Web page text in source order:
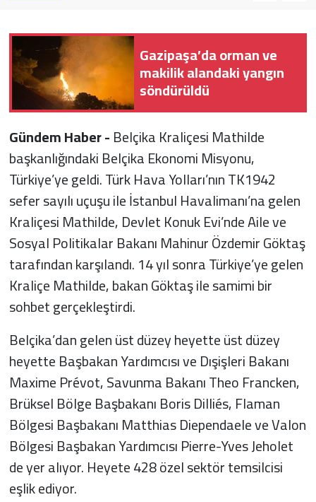
Gazipaşa’da orman ve
makilik alandaki yangın
söndürüldü
Gündem Haber -Belçika Kraliçesi Mathilde
başkanlığındaki Belçika Ekonomi Misyonu,
Türkiye’ye geldi. Türk Hava Yolları’nın TK1942
sefer sayılı uçuşu ile İstanbul Havalimanı’na gelen
Kraliçesi Mathilde, Devlet Konuk Evi’nde Aile ve
Sosyal Politikalar Bakanı Mahinur Özdemir Göktaş
tarafından karşılandı. 14 yıl sonra Türkiye’ye gelen
Kraliçe Mathilde, bakan Göktaş ile samimi bir
sohbet gerçekleştirdi.
Belçika’dan gelen üst düzey heyette üst düzey
heyette Başbakan Yardımcısı ve Dışişleri Bakanı
Maxime Prévot, Savunma Bakanı Theo Francken,
Brüksel Bölge Başbakanı Boris Dilliés, Flaman
Bölgesi Başbakanı Matthias Diependaele ve Valon
Bölgesi Başbakan Yardımcısı Pierre-Yves Jeholet
de yer alıyor. Heyete 428 özel sektör temsilcisi
eşlik ediyor.